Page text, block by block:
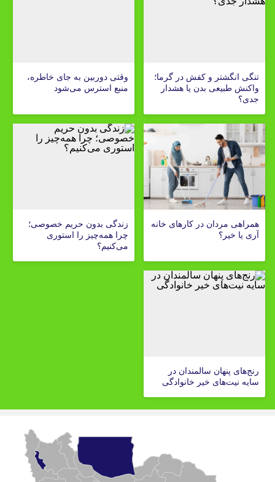
تنگی انگشتر و کفش در گرما؛
واکنش طبیعی بدن یا هشدار
جدی؟
وقتی دوربین به جای خاطره،
منبع استرس می‌شود
همراهی مردان در کارهای خانه
آری یا خیر؟
زندگی بدون حریم خصوصی؛
چرا همه‌چیز را استوری
می‌کنیم؟
رنج‌های پنهان سالمندان در
سایه نیت‌های خیر خانوادگی